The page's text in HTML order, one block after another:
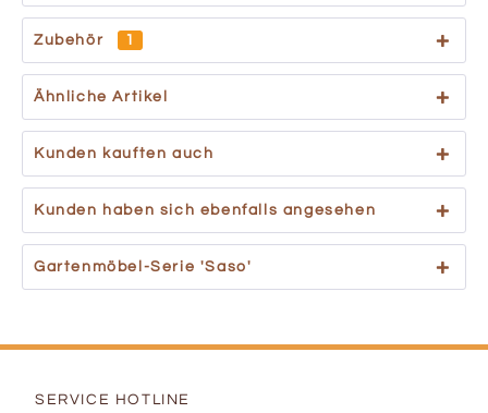
Zubehör 1
Ähnliche Artikel
Kunden kauften auch
Kunden haben sich ebenfalls angesehen
Gartenmöbel-Serie 'Saso'
SERVICE HOTLINE